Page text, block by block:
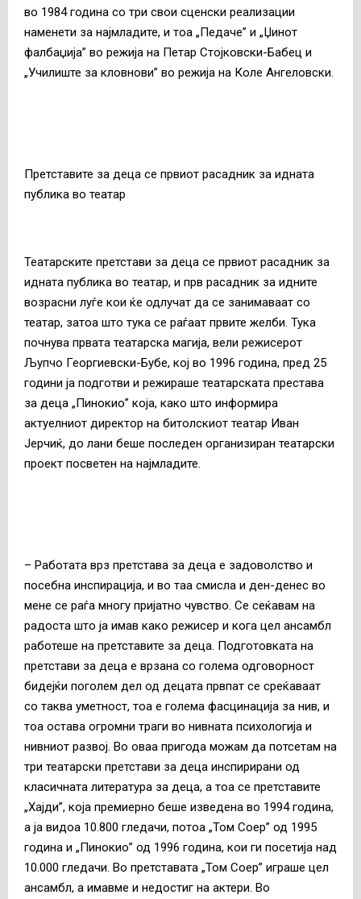
во 1984 година со три свои сценски реализации
наменети за најмладите, и тоа „Педаче” и „Џинот
фалбаџија” во режија на Петар Стојковски-Бабец и
„Училиште за кловнови” во режија на Коле Ангеловски.
Претставите за деца се првиот расадник за идната
публика во театар
Театарските претстави за деца се првиот расадник за
идната публика во театар, и прв расадник за идните
возрасни луѓе кои ќе одлучат да се занимаваат со
театар, затоа што тука се раѓаат првите желби. Тука
почнува првата театарска магија, вели режисерот
Љупчо Георгиевски-Бубе, кој во 1996 година, пред 25
години ја подготви и режираше театарската престава
за деца „Пинокио” која, како што информира
актуелниот директор на битолскиот театар Иван
Јерчиќ, до лани беше последен организиран театарски
проект посветен на најмладите.
– Работата врз претстава за деца е задоволство и
посебна инспирација, и во таа смисла и ден-денес во
мене се раѓа многу пријатно чувство. Се сеќавам на
радоста што ја имав како режисер и кога цел ансамбл
работеше на претставите за деца. Подготовката на
претстави за деца е врзана со голема одговорност
бидејќи поголем дел од децата првпат се среќаваат
со таква уметност, тоа е голема фасцинација за нив, и
тоа остава огромни траги во нивната психологија и
нивниот развој. Во оваа пригода можам да потсетам на
три театарски претстави за деца инспирирани од
класичната литература за деца, а тоа се претставите
„Хајди”, која премиерно беше изведена во 1994 година,
а ја видоа 10.800 гледачи, потоа „Том Соер” од 1995
година и „Пинокио” од 1996 година, кои ги посетија над
10.000 гледачи. Во претставата „Том Соер” играше цел
ансамбл, а имавме и недостиг на актери. Во